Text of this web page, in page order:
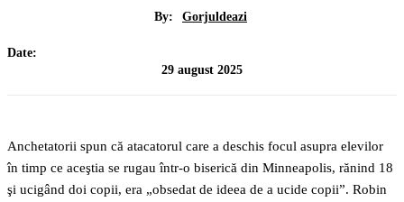
By: Gorjuldeazi
Date:
29 august 2025
Anchetatorii spun că atacatorul care a deschis focul asupra elevilor
în timp ce aceştia se rugau într-o biserică din Minneapolis, rănind 18
şi ucigând doi copii, era „obsedat de ideea de a ucide copii”. Robin